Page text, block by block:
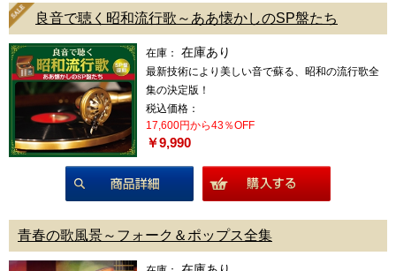
良音で聴く昭和流行歌～ああ懐かしのSP盤たち
在庫： 在庫あり
最新技術により美しい音で蘇る、昭和の流行歌全
集の決定版！
税込価格：
17,600円から43％OFF
￥9,990
青春の歌風景～フォーク＆ポップス全集